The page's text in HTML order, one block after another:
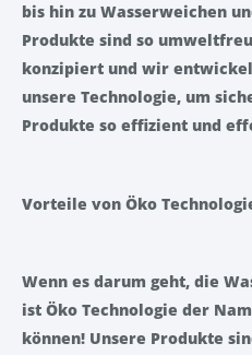
bis hin zu Wasserweichen
Produkte sind so
konzipiert und wir
unsere Technologie, um
Produkte so effizient und
Vorteile von Öko
Wenn es darum geht, die
ist Öko Technologie der
können! Unsere Produkte